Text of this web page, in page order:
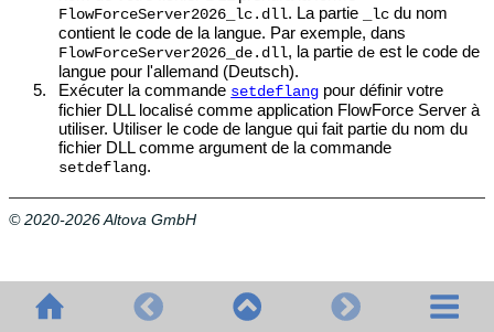
FlowForceServer2026 _lc.dll. La partie _lc du nom
contient le code de la langue. Par exemple, dans
FlowForceServer2026 _de.dll, la partie de est le code de
langue pour l'allemand (Deutsch).
5.
Exécuter la commande setdeflang pour définir votre
fichier DLL localisé comme application FlowForce Server à
utiliser. Utiliser le code de langue qui fait partie du nom du
fichier DLL comme argument de la commande
setdeflang.
© 2020-2026 Altova GmbH